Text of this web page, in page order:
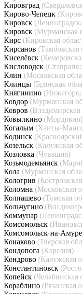
Кировград
Кирово-Чепецк
Кировск
Кировск (Мурманская
Кирс (Кировская
Кирсанов (Тамбовская
Киселёвск
Кисловодск
Клин (Московская
Клинцы (Брянская
Княгинино
Ковдор (Мурманская
Ковров (Владимирская
Ковылкино (Мордовия)
Когалым (Ханты-
Кодинск
Козельск (Калужская
Козловка (Чувашия)
Козьмодемьянск
Кола (Мурманская
Кологрив
Коломна (Московская
Колпашево (Томская
Кольчугино
Коммунар
Комсомольск
Комсомольск-на-Амуре
Конаково (Тверская
Кондопога (Карелия)
Кондрово (Калужская
Константиновск
Копейск (Челябинская
Кораблино (Рязанская